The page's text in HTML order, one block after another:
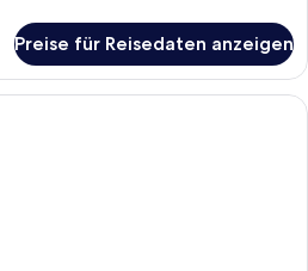
Preise für Reisedaten anzeigen